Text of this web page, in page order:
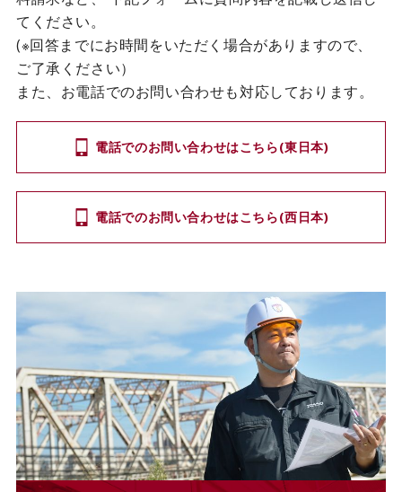
てください。
(※回答までにお時間をいただく場合がありますので、
ご了承ください）
また、お電話でのお問い合わせも対応しております。
電話でのお問い合わせはこちら(東日本)
電話でのお問い合わせはこちら(西日本)